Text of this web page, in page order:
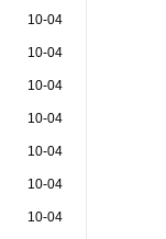
10-04
10-04
10-04
10-04
10-04
10-04
10-04